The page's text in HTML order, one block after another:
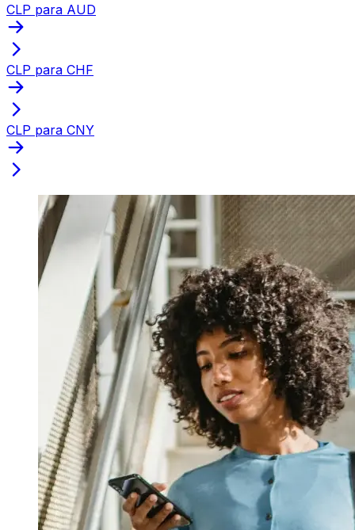
CLP para AUD
CLP para CHF
CLP para CNY